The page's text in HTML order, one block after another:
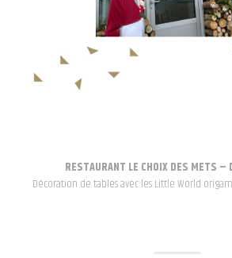
RESTAURANT LE CHOIX DES METS –
Décoration de tables avec les Little World